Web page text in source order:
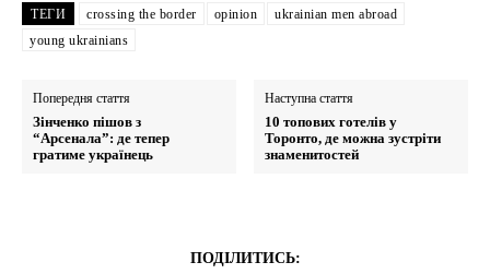
ТЕГИ crossing the border opinion
ukrainian men abroad
young ukrainians
Попередня стаття
Зінченко пішов з
“Арсенала”: де тепер
гратиме українець
Наступна стаття
10 топових готелів у
Торонто, де можна зустріти
знаменитостей
ПОДІЛИТИСЬ: